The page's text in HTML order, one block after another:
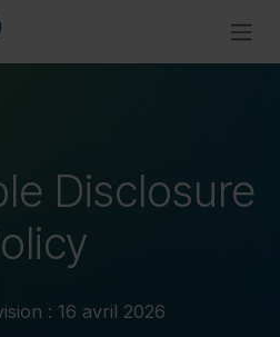
Disclosure
: 16 avril 2026